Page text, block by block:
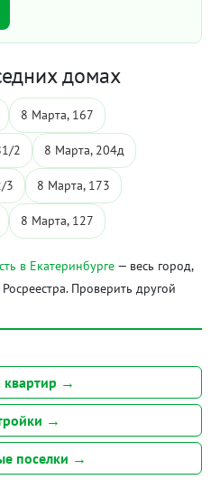
домах
8 Марта, 167
2 8 Марта, 204д
3 8 Марта, 173
8 Марта, 127
в Екатеринбурге — весь город,
Проверить другой
→
→
поселки →